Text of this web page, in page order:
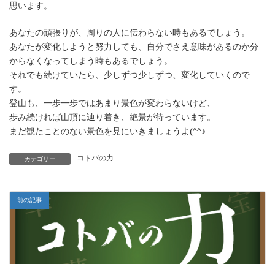
思います。
あなたの頑張りが、周りの人に伝わらない時もあるでしょう。
あなたが変化しようと努力しても、自分でさえ意味があるのか分
からなくなってしまう時もあるでしょう。
それでも続けていたら、少しずつ少しずつ、変化していくので
す。
登山も、一歩一歩ではあまり景色が変わらないけど、
歩み続ければ山頂に辿り着き、絶景が待っています。
まだ観たことのない景色を見にいきましょうよ(^^♪
カテゴリー コトバの力
前の記事